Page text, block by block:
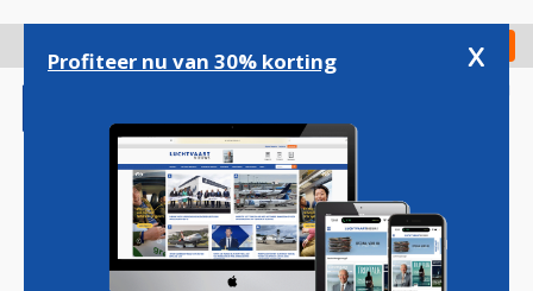
gaan
Check in
Magazine Podcasts Vacatures
Profiteer nu van 30% korting x